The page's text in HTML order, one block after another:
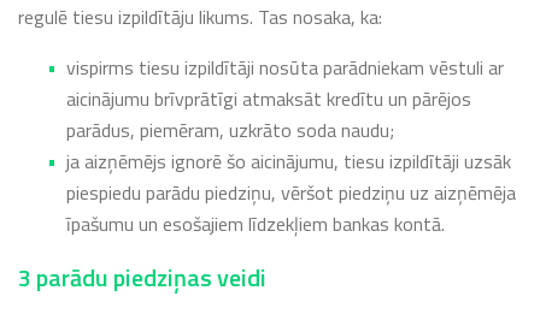
regulē tiesu izpildītāju likums. Tas nosaka, ka:
vispirms tiesu izpildītāji nosūta parādniekam vēstuli ar
aicinājumu brīvprātīgi atmaksāt kredītu un pārējos
parādus, piemēram, uzkrāto soda naudu;
ja aizņēmējs ignorē šo aicinājumu, tiesu izpildītāji uzsāk
piespiedu parādu piedziņu, vēršot piedziņu uz aizņēmēja
īpašumu un esošajiem līdzekļiem bankas kontā.
3 parādu piedziņas veidi